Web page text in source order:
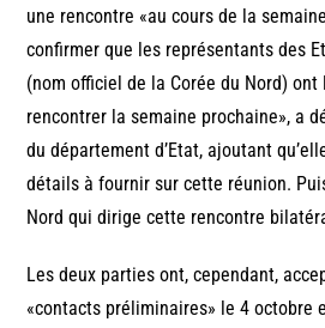
une rencontre «au cours de la
confirmer que les représentants des
(nom officiel de la Corée du Nord) ont
rencontrer la semaine prochaine», a
du département d’Etat, ajoutant
détails à fournir sur cette réunion.
Nord qui dirige cette rencontre
Les deux parties ont, cependant,
«contacts préliminaires» le 4 octobre